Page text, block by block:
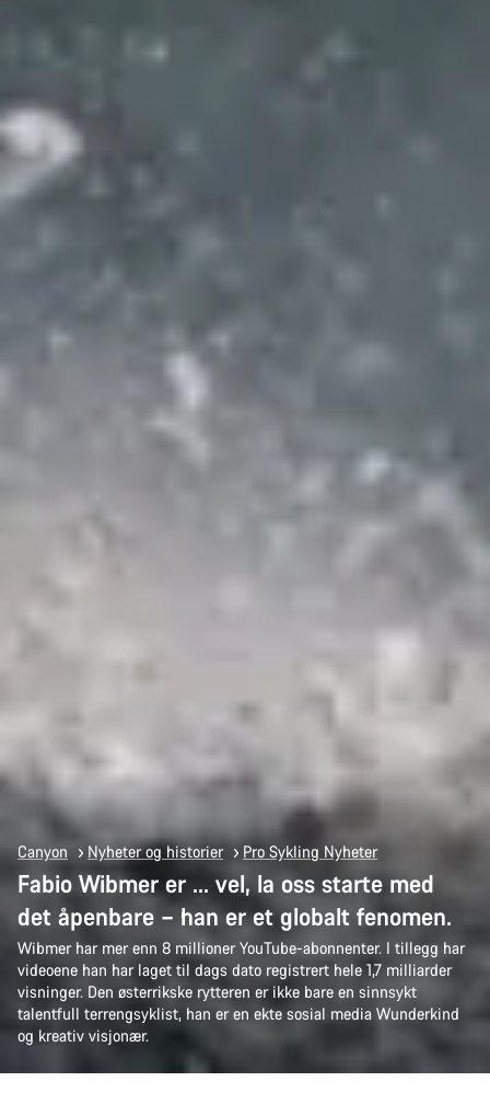
Canyon Nyheter og historier Pro Sykling Nyheter
Fabio Wibmer er ... vel, la oss starte med
det åpenbare – han er et globalt fenomen.
Wibmer har mer enn 8 millioner YouTube-abonnenter. I tillegg har
videoene han har laget til dags dato registrert hele 1,7 milliarder
visninger. Den østerrikske rytteren er ikke bare en sinnsykt
talentfull terrengsyklist, han er en ekte sosial media Wunderkind
og kreativ visjonær.